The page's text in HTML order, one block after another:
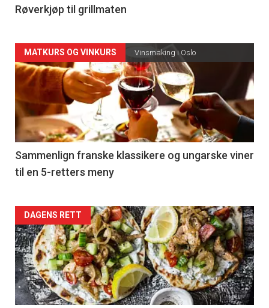
4
Røverkjøp til grillmaten
Forsiden
akkurat
nå
-
5
MATKURS OG VINKURS Vinsmaking i Oslo
Sammenlign franske klassikere og ungarske viner
til en 5-retters meny
Forsiden
akkurat
nå
-
DAGENS RETT